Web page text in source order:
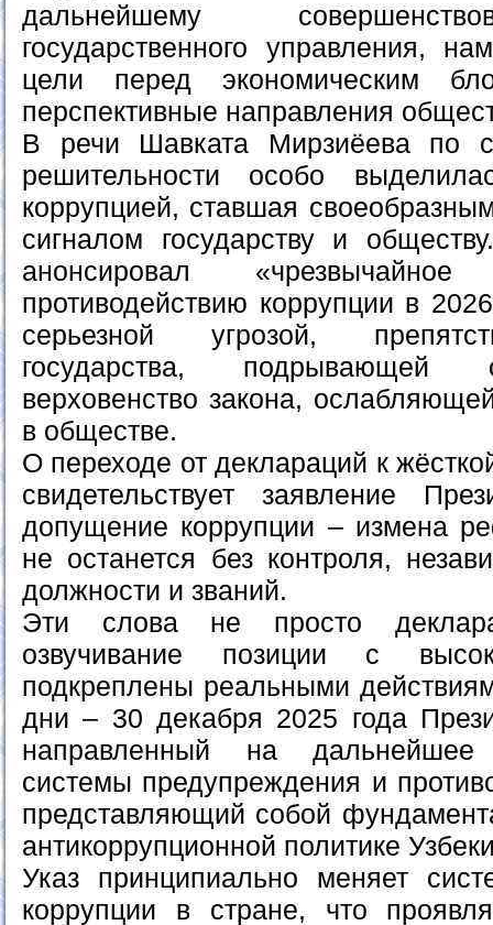
дальнейшему
государственного управления,
цели перед экономическим
перспективные направления
В речи Шавката Мирзиёева по
решительности особо
коррупцией, ставшая
сигналом государству и
анонсировал
противодействию коррупции в
серьезной угрозой,
государства, подрывающей
верховенство закона,
в обществе.
О переходе от деклараций к
свидетельствует заявление
допущение коррупции – измена
не останется без контроля,
должности и званий.
Эти слова не просто
озвучивание позиции с
подкреплены реальными
дни – 30 декабря 2025 года
направленный на дальнейшее
системы предупреждения и
представляющий собой
антикоррупционной политике
Указ принципиально меняет
коррупции в стране, что